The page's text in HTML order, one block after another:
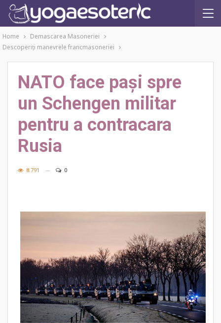
Home
Demascarea Masoneriei
Descoperiţi manevrele francmasoneriei
NATO face pași spre
un Schengen militar
pentru a contracara
Rusia
8.791 0